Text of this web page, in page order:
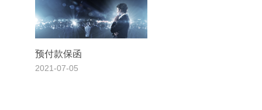
预付款保函
2021-07-05